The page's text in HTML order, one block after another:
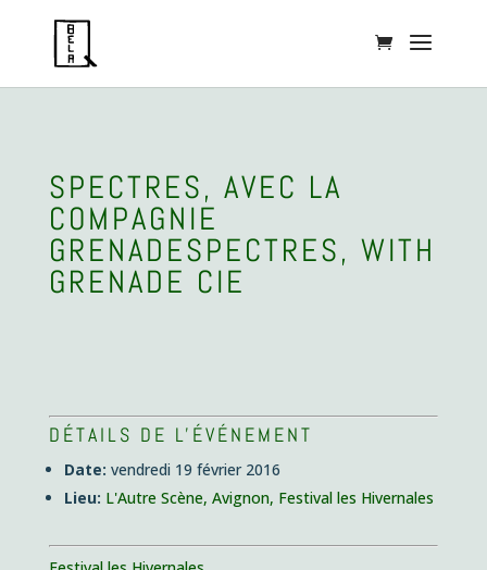
SPECTRES, AVEC LA
COMPAGNIE
GRENADESPECTRES, WITH
GRENADE CIE
DÉTAILS DE L'ÉVÉNEMENT
Date: vendredi 19 février 2016
Lieu: L'Autre Scène, Avignon, Festival les Hivernales